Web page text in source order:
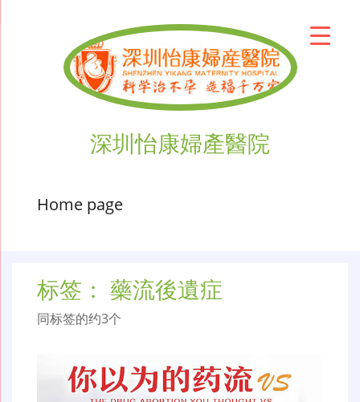
深圳怡康婦產醫院
Home page
标签： 藥流後遺症
同标签的约3个